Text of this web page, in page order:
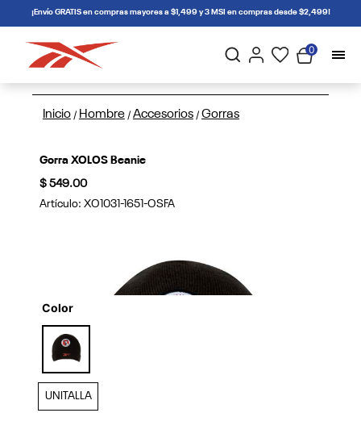
connectif¡Envío GRATIS en compras mayores a $1,499 y 3 MSI en compras desde $2,499!
0
Inicio / Hombre / Accesorios / Gorras
Gorra XOLOS Beanie
$ 549.00
Artículo:XO1031-1651-OSFA
Color
selected
UNITALLA